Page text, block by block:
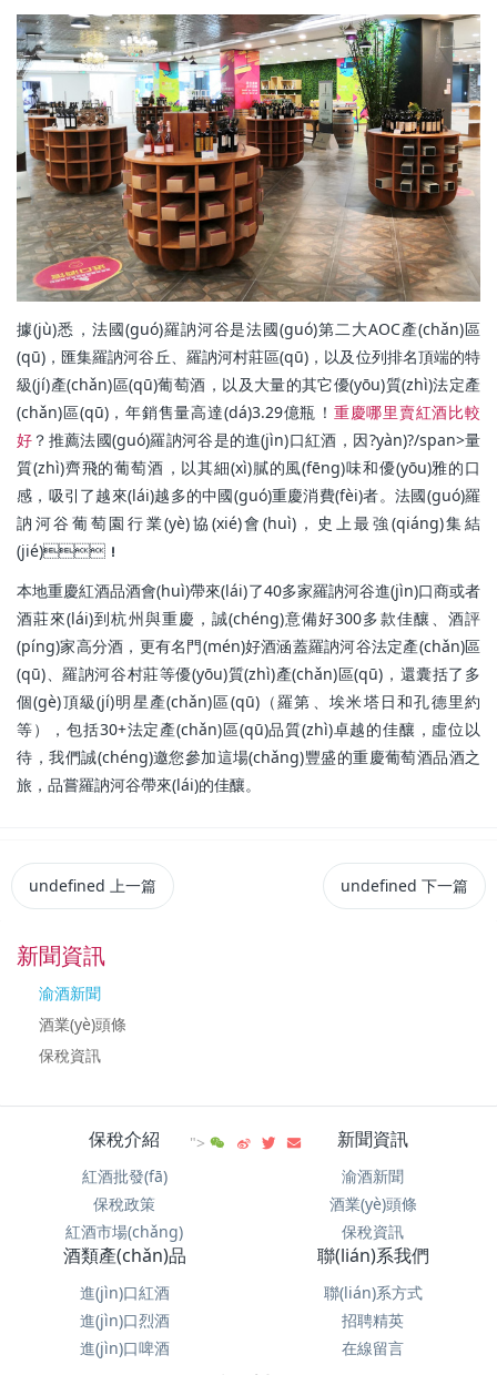
據(jù)悉，法國(guó)羅訥河谷是法國(guó)第二大AOC產(chǎn)區
(qū)，匯集羅訥河谷丘、羅訥河村莊區(qū)，以及位列排名頂端的特
級(jí)產(chǎn)區(qū)葡萄酒，以及大量的其它優(yōu)質(zhì)法定產
(chǎn)區(qū)，年銷售量高達(dá)3.29億瓶！ 重慶哪里賣紅酒比較
好 ？推薦法國(guó)羅訥河谷是的進(jìn)口紅酒，因?yàn)?/span>量
質(zhì)齊飛的葡萄酒，以其細(xì)膩的風(fēng)味和優(yōu)雅的口
感，吸引了越來(lái)越多的中國(guó)重慶消費(fèi)者。法國(guó)羅
訥河谷葡萄園行業(yè)協(xié)會(huì)，史上最強(qiáng)集結
(jié)！
本地重慶紅酒品酒會(huì)帶來(lái)了40多家羅訥河谷進(jìn)口商或者
酒莊來(lái)到杭州與重慶，誠(chéng)意備好300多款佳釀、酒評
(píng)家高分酒，更有名門(mén)好酒涵蓋羅訥河谷法定產(chǎn)區
(qū)、羅訥河谷村莊等優(yōu)質(zhì)產(chǎn)區(qū)，還囊括了多
個(gè)頂級(jí)明星產(chǎn)區(qū)（羅第、埃米塔日和孔德里約
等），包括30+法定產(chǎn)區(qū)品質(zhì)卓越的佳釀，虛位以
待，我們誠(chéng)邀您參加這場(chǎng)豐盛的重慶葡萄酒品酒之
旅，品嘗羅訥河谷帶來(lái)的佳釀。
undefined 上一篇 undefined 下一篇
新聞資訊
渝酒新聞
酒業(yè)頭條
保稅資訊
保稅介紹
紅酒批發(fā)
保稅政策
紅酒市場(chǎng)
新聞資訊
渝酒新聞
酒業(yè)頭條
保稅資訊
酒類產(chǎn)品
進(jìn)口紅酒
進(jìn)口烈酒
進(jìn)口啤酒
聯(lián)系我們
聯(lián)系方式
招聘精英
在線留言
">